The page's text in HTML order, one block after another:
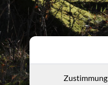
Zustimmung